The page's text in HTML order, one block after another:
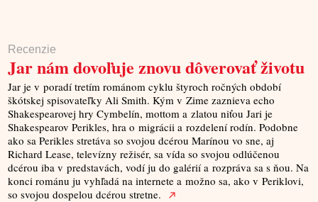
Recenzie
Jar nám dovoľuje znovu dôverovať životu
Jar je v poradí tretím románom cyklu štyroch ročných období
škótskej spisovateľky Ali Smith. Kým v Zime zaznieva echo
Shakespearovej hry Cymbelín, mottom a zlatou niťou Jari je
Shakespearov Perikles, hra o migrácii a rozdelení rodín. Podobne
ako sa Perikles stretáva so svojou dcérou Marínou vo sne, aj
Richard Lease, televízny režisér, sa vída so svojou odlúčenou
dcérou iba v predstavách, vodí ju do galérií a rozpráva sa s ňou. Na
konci románu ju vyhľadá na internete a možno sa, ako v Periklovi,
so svojou dospelou dcérou stretne.